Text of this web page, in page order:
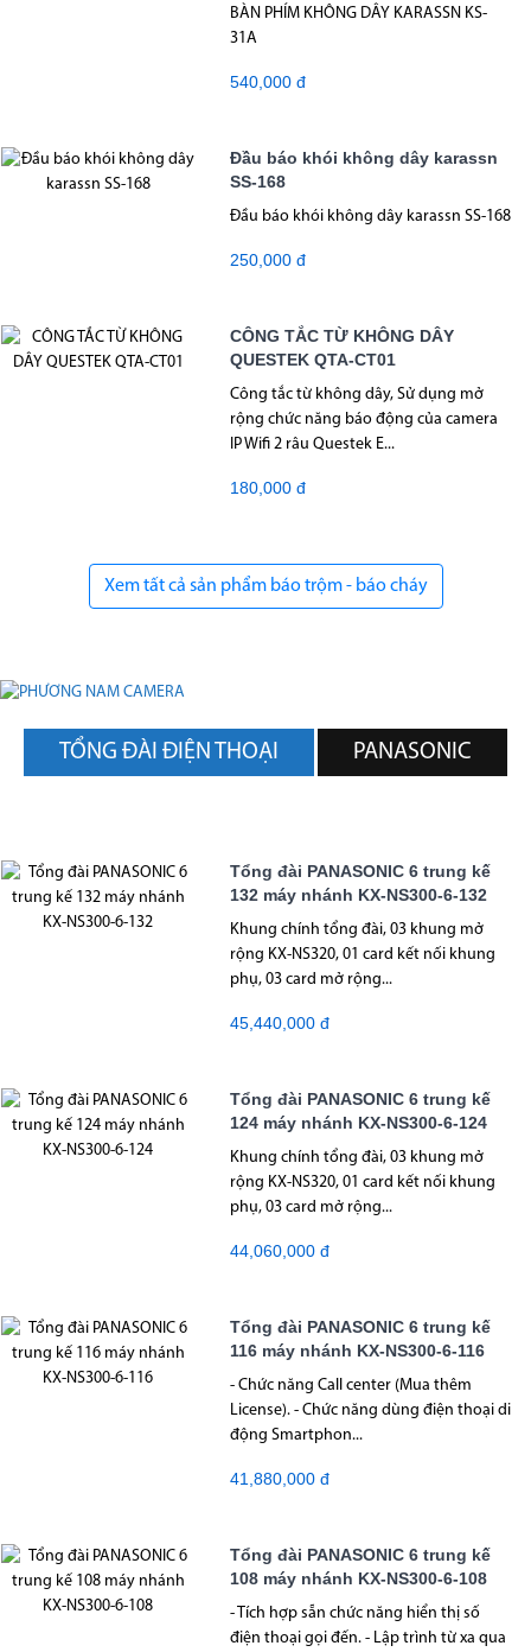
BÀN PHÍM KHÔNG DÂY KARASSN KS-
31A
540,000 đ
Đầu báo khói không dây karassn
SS-168
Đầu báo khói không dây karassn SS-168
250,000 đ
CÔNG TẮC TỪ KHÔNG DÂY
QUESTEK QTA-CT01
Công tắc từ không dây, Sử dụng mở
rộng chức năng báo động của camera
IP Wifi 2 râu Questek E...
180,000 đ
Xem tất cả sản phẩm báo trộm - báo cháy
TỔNG ĐÀI ĐIỆN THOẠI PANASONIC
Tổng đài PANASONIC 6 trung kế
132 máy nhánh KX-NS300-6-132
Khung chính tổng đài, 03 khung mở
rộng KX-NS320, 01 card kết nối khung
phụ, 03 card mở rộng...
45,440,000 đ
Tổng đài PANASONIC 6 trung kế
124 máy nhánh KX-NS300-6-124
Khung chính tổng đài, 03 khung mở
rộng KX-NS320, 01 card kết nối khung
phụ, 03 card mở rộng...
44,060,000 đ
Tổng đài PANASONIC 6 trung kế
116 máy nhánh KX-NS300-6-116
- Chức năng Call center (Mua thêm
License). - Chức năng dùng điện thoại di
động Smartphon...
41,880,000 đ
Tổng đài PANASONIC 6 trung kế
108 máy nhánh KX-NS300-6-108
- Tích hợp sẵn chức năng hiển thị số
điện thoại gọi đến. - Lập trình từ xa qua